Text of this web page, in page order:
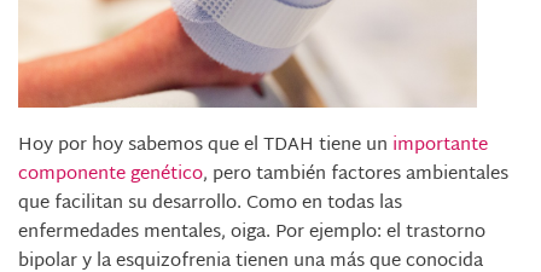
Hoy por hoy sabemos que el TDAH tiene un importante
componente genético, pero también factores ambientales
que facilitan su desarrollo. Como en todas las
enfermedades mentales, oiga. Por ejemplo: el trastorno
bipolar y la esquizofrenia tienen una más que conocida